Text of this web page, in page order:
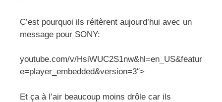
C’est pourquoi ils réitèrent aujourd’hui avec un
message pour SONY:
youtube.com/v/HsiWUC2S1nw&hl=en_US&featur
e=player_embedded&version=3″>
Et ça à l’air beaucoup moins drôle car ils